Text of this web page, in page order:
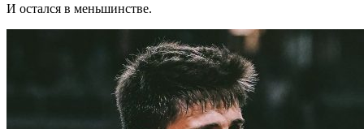
И остался в меньшинстве.